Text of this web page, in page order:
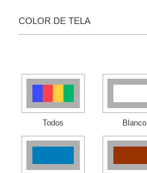
COLOR DE TELA
Todos Blanco